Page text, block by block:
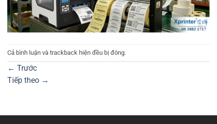
Cả bình luận và trackback hiện đều bị đóng.
← Trước
Tiếp theo →